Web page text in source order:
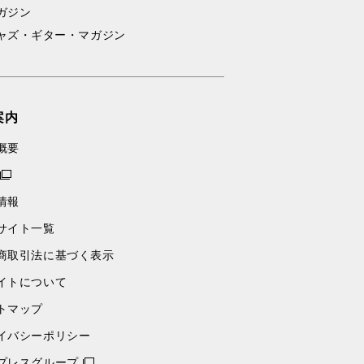
ジン
ズ・ギター・マガジン
内
要
報
イト一覧
取引法に基づく表示
トについて
マップ
バシーポリシー